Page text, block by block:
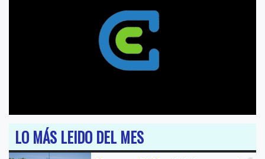
LO MÁS LEIDO DEL MES